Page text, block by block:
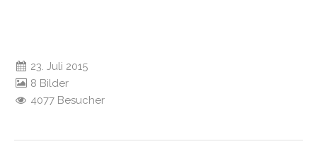
23. Juli 2015
8 Bilder
4077 Besucher